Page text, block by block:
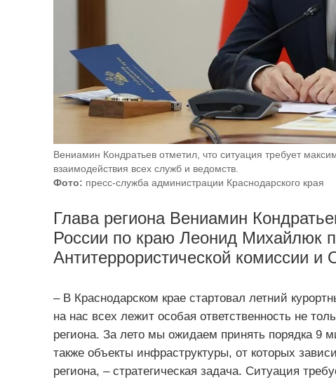
Вениамин Кондратьев отметил, что ситуация требует
взаимодействия всех служб и ведомств.
Фото: пресс-служба администрации Краснодарского края
Глава региона Вениамин
России по краю Леонид Михайлюк
Антитеррористической комиссии и
– В Краснодарском крае стартовал летний
на нас всех лежит особая ответственность не
региона. За лето мы ожидаем принять порядка 9
также объекты инфраструктуры, от которых
региона, – стратегическая задача. Ситуация